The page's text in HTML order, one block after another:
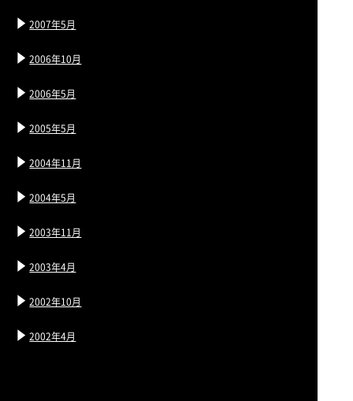
2007年5月
2006年10月
2006年5月
2005年5月
2004年11月
2004年5月
2003年11月
2003年4月
2002年10月
2002年4月